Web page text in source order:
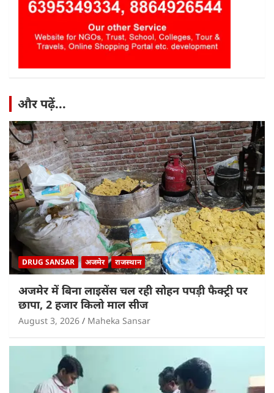
और पढ़ें...
DRUG SANSAR अजमेर राजस्थान
अजमेर में बिना लाइसेंस चल रही सोहन पपड़ी फैक्ट्री पर
छापा, 2 हजार किलो माल सीज
August 3, 2026 Maheka Sansar